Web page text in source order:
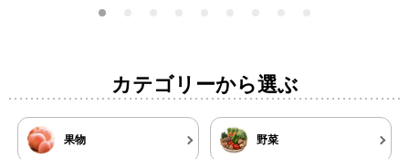
カテゴリーから選ぶ
果物 野菜